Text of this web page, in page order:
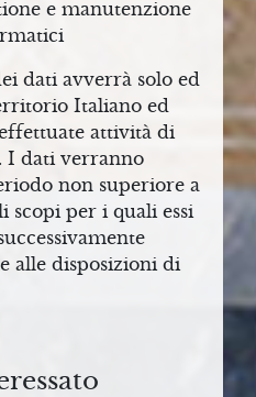
e manutenzione
dati avverrà solo ed
Italiano ed
attività di
I dati verranno
non superiore a
scopi per i quali essi
alle disposizioni di